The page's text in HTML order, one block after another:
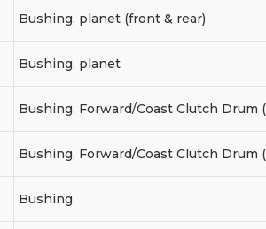
Bushing, planet (front & rear)
Bushing, planet
Bushing, Forward/Coast Clutch Drum
Bushing, Forward/Coast Clutch Drum
Bushing